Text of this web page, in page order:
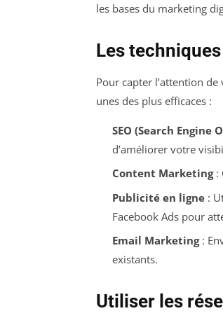
les bases du marketing
Les
Pour capter l’attention
unes des plus efficaces :
SEO (Search Engine
d’améliorer votre
Content Marketing:
Publicité en ligne:
Facebook Ads pour
Email Marketing:
existants.
Utiliser les